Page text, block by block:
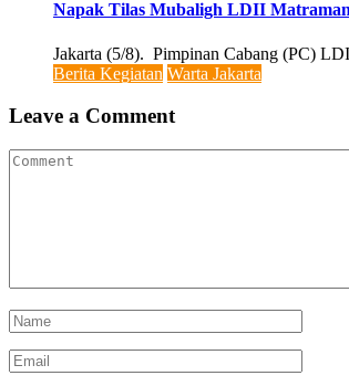
Napak Tilas Mubaligh LDII
Jakarta (5/8). Pimpinan Cabang (PC)
Berita Kegiatan Warta Jakarta
Leave a Comment